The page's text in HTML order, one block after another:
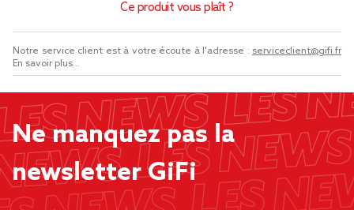
Ce produit vous plaît ?
Notre service client est à votre écoute à l'adresse : serviceclient@gifi.fr
En savoir plus...
Ne manquez pas la
newsletter GiFi